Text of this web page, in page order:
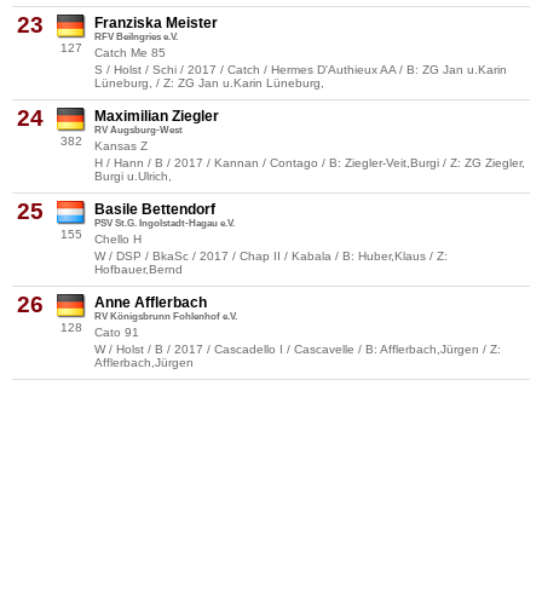
23
127
Franziska Meister
RFV Beilngries e.V.
Catch Me 85
S / Holst / Schi / 2017 / Catch / Hermes D'Authieux AA / B: ZG Jan u.Karin
Lüneburg, / Z: ZG Jan u.Karin Lüneburg,
24
382
Maximilian Ziegler
RV Augsburg-West
Kansas Z
H / Hann / B / 2017 / Kannan / Contago / B: Ziegler-Veit,Burgi / Z: ZG Ziegler,
Burgi u.Ulrich,
25
155
Basile Bettendorf
PSV St.G. Ingolstadt-Hagau e.V.
Chello H
W / DSP / BkaSc / 2017 / Chap II / Kabala / B: Huber,Klaus / Z:
Hofbauer,Bernd
26
128
Anne Afflerbach
RV Königsbrunn Fohlenhof e.V.
Cato 91
W / Holst / B / 2017 / Cascadello I / Cascavelle / B: Afflerbach,Jürgen / Z:
Afflerbach,Jürgen